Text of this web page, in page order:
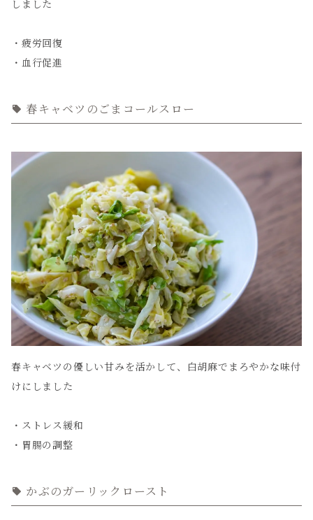
しました
・疲労回復
・血行促進
春キャベツのごまコールスロー
春キャベツの優しい甘みを活かして、白胡麻でまろやかな味付
けにしました
・ストレス緩和
・胃腸の調整
かぶのガーリックロースト